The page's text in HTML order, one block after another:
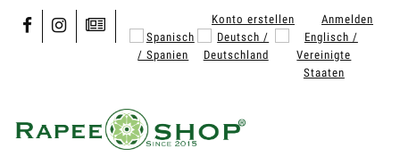
Konto erstellen Anmelden